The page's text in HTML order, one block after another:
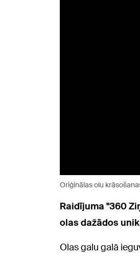
Oriģinālas olu
Raidījuma "360
olas dažādos
Olas galu galā